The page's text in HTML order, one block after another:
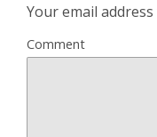
Your email
Comment